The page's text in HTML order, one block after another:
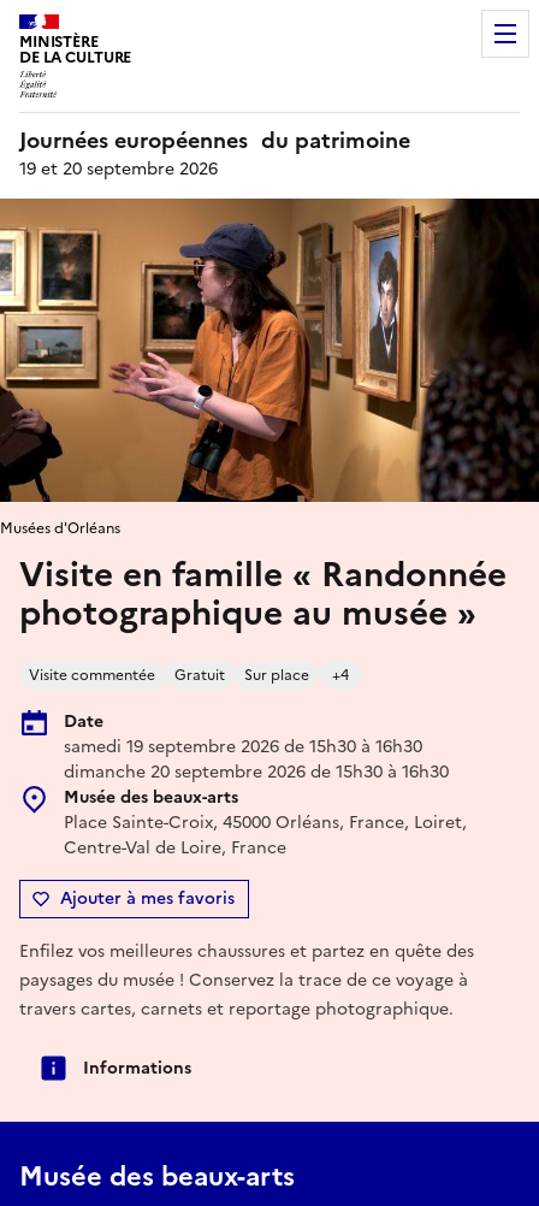
MINISTÈRE
DE LA CULTURE
Journées européennes du patrimoine
19 et 20 septembre 2026
Visite en famille « Randonnée
photographique au musée »
Visite commentée Gratuit Sur place +4
Date
samedi 19 septembre 2026 de 15h30 à 16h30
dimanche 20 septembre 2026 de 15h30 à 16h30
Musée des beaux-arts
Place Sainte-Croix, 45000 Orléans, France, Loiret,
Centre-Val de Loire, France
Ajouter à mes favoris
Musées d'Orléans
Enfilez vos meilleures chaussures et partez en quête des
paysages du musée ! Conservez la trace de ce voyage à
travers cartes, carnets et reportage photographique.
Informations
Musée des beaux-arts